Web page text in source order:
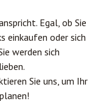
Egal, ob Sie
einkaufen oder sich
werden sich
Sie uns, um Ihr